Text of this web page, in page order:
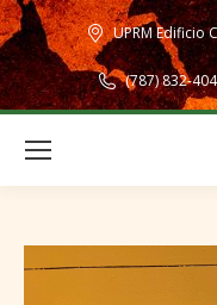
UPRM Edificio
(787) 832-